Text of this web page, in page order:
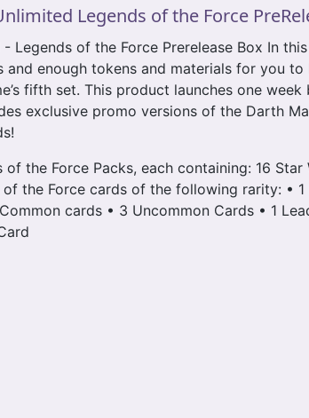
Legends of the Force
Legends of the Force Prerelease Box In this
and enough tokens and materials for you to
fifth set. This product launches one week
exclusive promo versions of the Darth
the Force Packs, each containing: 16 Star
the Force cards of the following rarity: • 1
cards • 3 Uncommon Cards • 1